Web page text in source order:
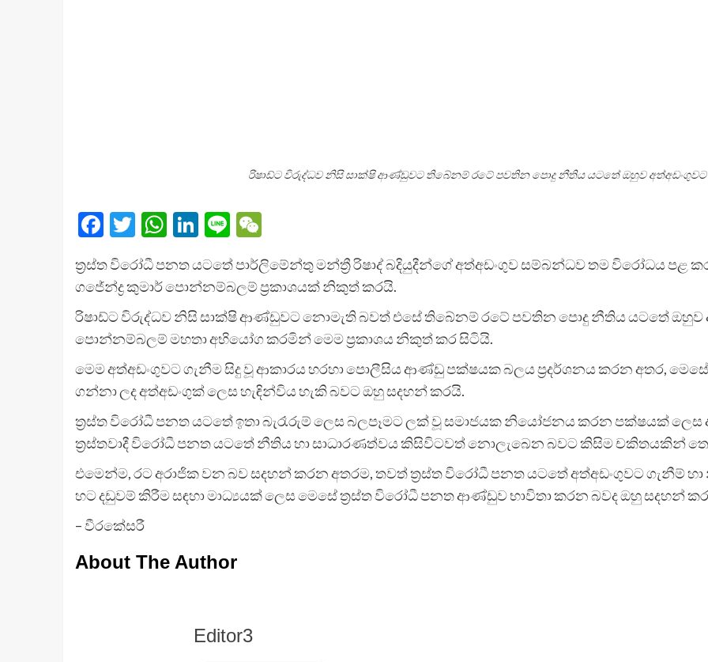
රිෂාඩ්ට විරුද්ධව නිසි සාක්ෂි ආණ්ඩුවට තිබේනම් රටේ පවතින පොදු නීතිය යටතේ ඔහුව අත්අඩංගුවට
Facebook
Twitter
WhatsApp
LinkedIn
LineWeChat
ත්‍රස්ත විරෝධී පනත යටතේ පාර්ලිමේන්තු මන්ත්‍රී රිෂාද් බදියුදීන්ගේ අත්අඩංගුව සම්බන්ධව තම විරෝධය පළ
ගජේන්ද්‍ර කුමාර් පොන්නම්බලම් ප්‍රකාශයක් නිකුත් කරයි.
රිෂාඩ්ට විරුද්ධව නිසි සාක්ෂි ආණ්ඩුවට නොමැති බවත් එසේ තිබේනම් රටේ පවතින පොදු නීතිය යටතේ ඔහුව
පොන්නම්බලම් මහතා අභියෝග කරමින් මෙම ප්‍රකාශය නිකුත් කර සිටියි.
මෙම අත්අඩංගුවට ගැනීම සිදු වූ ආකාරය හරහා පොලීසිය ආණ්ඩු පක්ෂයක බලය ප්‍රදර්ශනය කරන අතර,
ගන්නා ලද අත්අඩංගුක් ලෙස හැඳින්විය හැකි බවට ඔහු සදහන් කරයි.
ත්‍රස්ත විරෝධී පනත යටතේ ඉතා බැරෑරුම් ලෙස බලපෑමට ලක් වූ සමාජයක නියෝජනය කරන පක්ෂයක් ලෙස
ත්‍රස්තවාදී විරෝධී පනත යටතේ නීතිය හා සාධාරණත්වය කිසිවිටවත් නොලැබෙන බවට කිසිම චකිතයකින්
එමෙන්ම, රට අරාජික වන බව සදහන් කරන අතරම, තවත් ත්‍රස්ත විරෝධී පනත යටතේ අත්අඩංගුවට ගැනීම්
හට දඩුවම් කිරීම සඳහා මාධ්‍යයක් ලෙස මෙසේ ත්‍රස්ත විරෝධී පනත ආණ්ඩුව භාවිතා කරන බවද ඔහු සදහන්
– වීරකේසරී
About The Author
Editor3